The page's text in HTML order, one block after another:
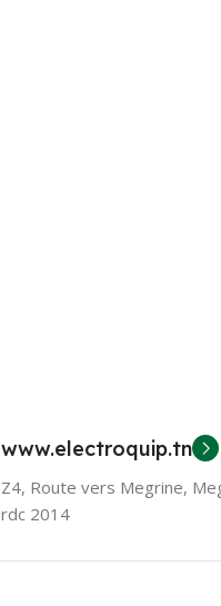
www.electroquip.tn
Z4, Route vers Megrine,
rdc 2014